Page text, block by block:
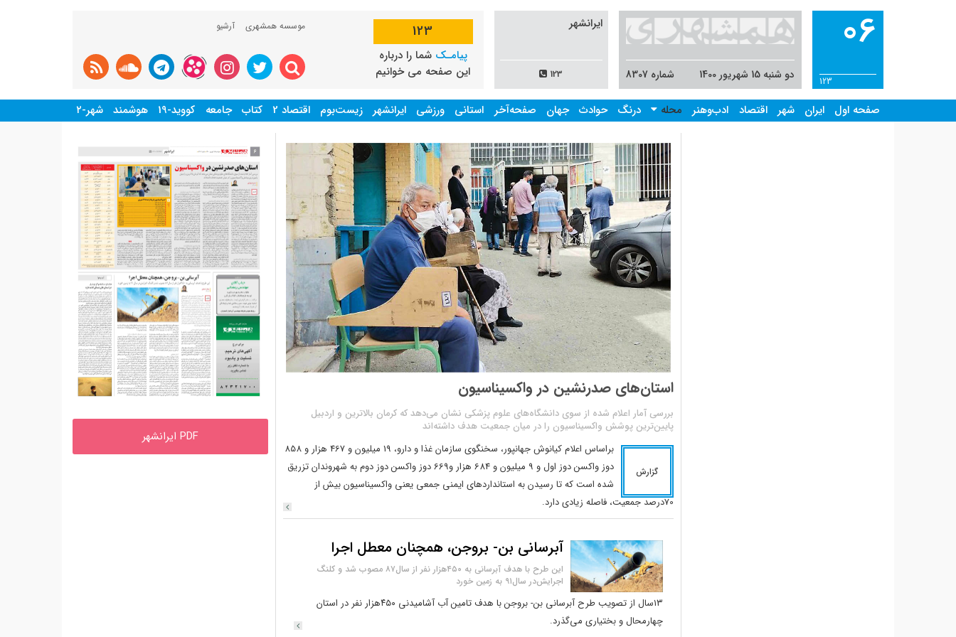
06
123 دو شنبه 15 شهریور 1400 شماره 8307
ایرانشهر
123
123
پیامـک شما را درباره
این صفحه می خوانیم
موسسه همشهری آرشیو
صفحه اول ایران شهر اقتصاد ادب‌وهنر محله درنگ حوادث جهان صفحه‌آخر استانی ورزشی ایرانشهر زیست‌بوم اقتصاد 2 کتاب جامعه کووید-19 هوشمند شهر-۲
استان‌های صدرنشین در واکسیناسیون
بررسی آمار اعلام شده از سوی دانشگاه‌های علوم پزشکی نشان می‌دهد که کرمان بالاترین و اردبیل
پایین‌ترین پوشش واکسیناسیون را در میان جمعیت هدف داشته‌اند
گزارش
‌براساس اعلام کیانوش جهانپور، سخنگوی سازمان غذا و دارو، 19 میلیون و 467 هزار و 858
دوز واکسن دوز اول و 9 میلیون و 684 هزار و669 دوز واکسن دوز دوم به شهروندان تزریق
شده است‌ که تا رسیدن به استانداردهای ایمنی جمعی یعنی واکسیناسیون بیش از
70درصد جمعیت، فاصله زیادی دارد.
آبرسانی بن- بروجن، همچنان معطل اجرا
این طرح با هدف آبرسانی به ۴۵۰هزار نفر از سال۸۷ مصوب شد و کلنگ
اجرایش‌در سال۹۱ به زمین خورد
۱۳سال از تصویب طرح آبرسانی بن- بروجن با هدف تامین آب آشامیدنی ۴۵۰هزار نفر در استان
چهارمحال و بختیاری می‌گذرد.
PDF ایرانشهر